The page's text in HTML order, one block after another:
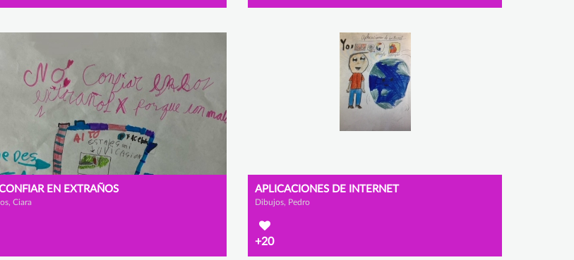
EN EXTRAÑOS
Ciara
APLICACIONES DE INTERNET
Dibujos, Pedro
+20